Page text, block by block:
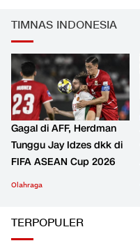
TIMNAS INDONESIA
Gagal di AFF, Herdman
Tunggu Jay Idzes dkk di
FIFA ASEAN Cup 2026
Olahraga
TERPOPULER